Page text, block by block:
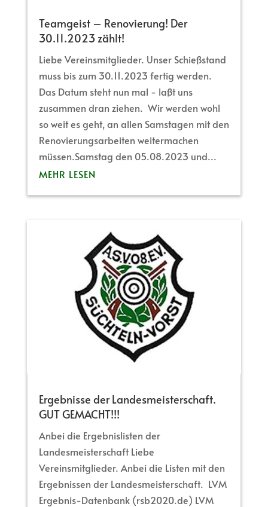
Teamgeist – Renovierung! Der
30.11.2023 zählt!
Liebe Vereinsmitglieder. Unser Schießstand
muss bis zum 30.11.2023 fertig werden.
Das Datum steht nun mal - laßt uns
zusammen dran ziehen. Wir werden wohl
so weit es geht, an allen Samstagen mit den
Renovierungsarbeiten weitermachen
müssen.Samstag den 05.08.2023 und...
MEHR LESEN
Ergebnisse der Landesmeisterschaft.
GUT GEMACHT!!!
Anbei die Ergebnislisten der
Landesmeisterschaft Liebe
Vereinsmitglieder. Anbei die Listen mit den
Ergebnissen der Landesmeisterschaft. LVM
Ergebnis-Datenbank (rsb2020.de) LVM